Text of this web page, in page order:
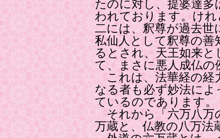
たのに対し、提婆達
われております。け
二には、釈尊が過去
私仙人として釈尊の
るとされ、天王如来
て、まさに悪人成仏
これは、法華経の経
なる者も必ず妙法に
ているのであります。
それから「六万八万
万蔵と、仏教の八万